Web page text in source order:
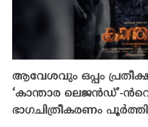
ആവേശവും ഒപ്പം
‘കാന്താര ലെജൻഡ്’-
ഭാഗചിത്രീകരണം